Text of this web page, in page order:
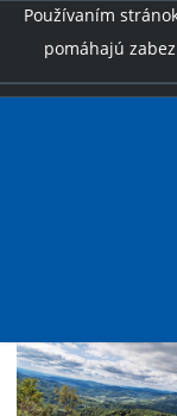
Používaním
pomáhajú